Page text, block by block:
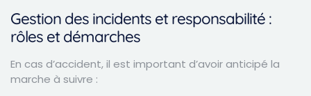
Gestion des incidents et responsabilité :
rôles et démarches
En cas d’accident, il est important d’avoir anticipé la
marche à suivre :